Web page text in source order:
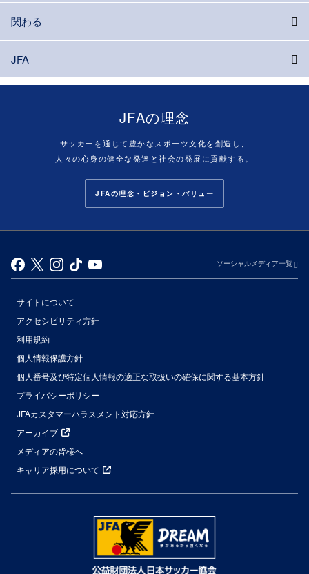
関わる
JFA
JFAの理念
サッカーを通じて豊かなスポーツ文化を創造し、
人々の心身の健全な発達と社会の発展に貢献する。
JFAの理念・ビジョン・バリュー
ソーシャルメディア一覧
サイトについて
アクセシビリティ方針
利用規約
個人情報保護方針
個人番号及び特定個人情報の適正な取扱いの確保に関する基本方針
プライバシーポリシー
JFAカスタマーハラスメント対応方針
アーカイブ
メディアの皆様へ
キャリア採用について